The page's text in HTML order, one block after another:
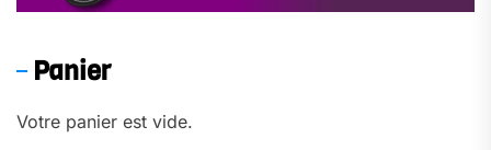
Panier
Votre panier est vide.